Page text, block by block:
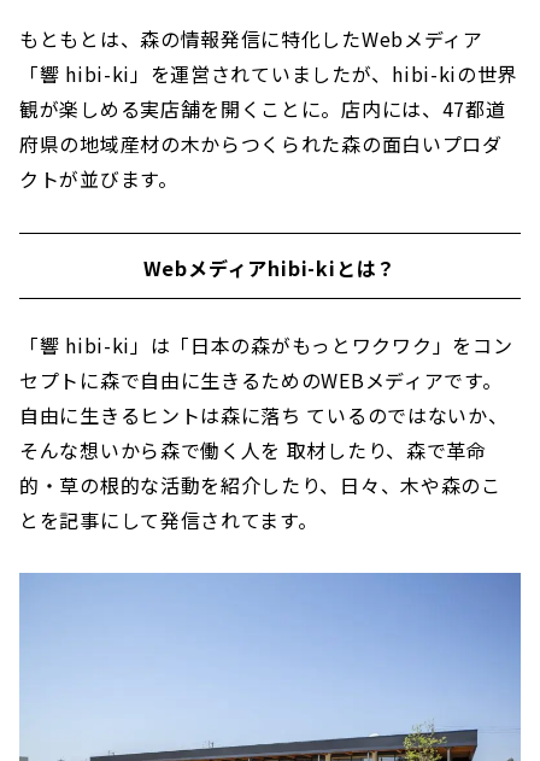
もともとは、森の情報発信に特化したWebメディア
「響 hibi-ki」を運営されていましたが、hibi-kiの世界
観が楽しめる実店舗を開くことに。店内には、47都道
府県の地域産材の木からつくられた森の面白いプロダ
クトが並びます。
Webメディアhibi-kiとは？
「響 hibi-ki」は「日本の森がもっとワクワク」をコン
セプトに森で自由に生きるためのWEBメディアです。
自由に生きるヒントは森に落ち ているのではないか、
そんな想いから森で働く人を 取材したり、森で革命
的・草の根的な活動を紹介したり、日々、木や森のこ
とを記事にして発信されてます。